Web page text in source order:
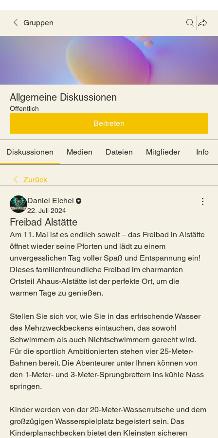
Gruppen
Allgemeine Diskussionen
Öffentlich
Beitreten
Diskussionen Medien Dateien Mitglieder Info
Zurück
Daniel Eichel
22. Juli 2024
Freibad Alstätte
Am 11. Mai ist es endlich soweit – das Freibad in Alstätte
öffnet wieder seine Pforten und lädt zu einem
unvergesslichen Tag voller Spaß und Entspannung ein!
Dieses familienfreundliche Freibad im charmanten
Ortsteil Ahaus-Alstätte ist der perfekte Ort, um die
warmen Tage zu genießen.
Stellen Sie sich vor, wie Sie in das erfrischende Wasser
des Mehrzweckbeckens eintauchen, das sowohl
Schwimmern als auch Nichtschwimmern gerecht wird.
Für die sportlich Ambitionierten stehen vier 25-Meter-
Bahnen bereit. Die Abenteurer unter Ihnen können von
den 1-Meter- und 3-Meter-Sprungbrettern ins kühle Nass
springen.
Kinder werden von der 20-Meter-Wasserrutsche und dem
großzügigen Wasserspielplatz begeistert sein. Das
Kinderplanschbecken bietet den Kleinsten sicheren